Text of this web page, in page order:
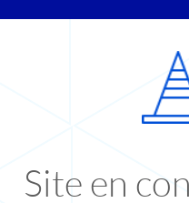
Site en